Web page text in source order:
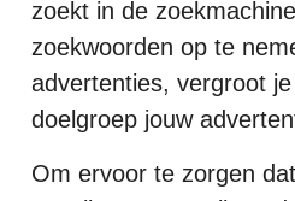
zoekt in de
zoekwoorden op te
advertenties, vergroot
doelgroep jouw
Om ervoor te zorgen